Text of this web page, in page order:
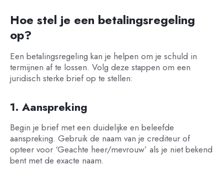
Hoe stel je een betalingsregeling
op?
Een betalingsregeling kan je helpen om je schuld in
termijnen af te lossen. Volg deze stappen om een
juridisch sterke brief op te stellen:
1. Aanspreking
Begin je brief met een duidelijke en beleefde
aanspreking. Gebruik de naam van je crediteur of
opteer voor ‘Geachte heer/mevrouw’ als je niet bekend
bent met de exacte naam.